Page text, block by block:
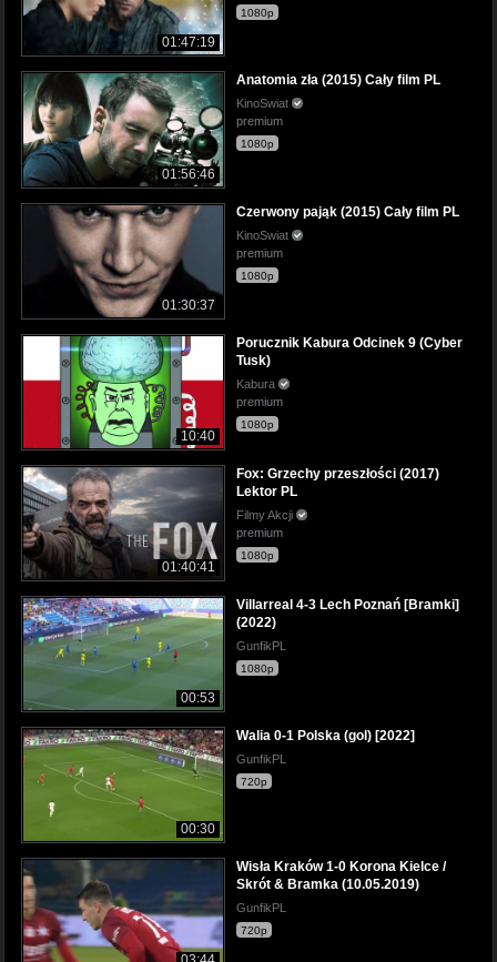
01:47:19
1080p
01:56:46
Anatomia zła (2015) Cały film PL
KinoSwiat
premium
1080p
01:30:37
Czerwony pająk (2015) Cały film PL
KinoSwiat
premium
1080p
10:40
Porucznik Kabura Odcinek 9 (Cyber
Tusk)
Kabura
premium
1080p
01:40:41
Fox: Grzechy przeszłości (2017)
Lektor PL
Filmy Akcji
premium
1080p
00:53
Villarreal 4-3 Lech Poznań [Bramki]
(2022)
GunfikPL
1080p
00:30
Walia 0-1 Polska (gol) [2022]
GunfikPL
720p
Wisła Kraków 1-0 Korona Kielce /
Skrót & Bramka (10.05.2019)
GunfikPL
720p